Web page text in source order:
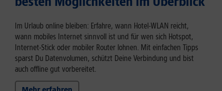
Im Urlaub online bleiben: Erfahre, wann Hotel-WLAN reicht,
wann mobiles Internet sinnvoll ist und für wen sich Hotspot,
Internet-Stick oder mobiler Router lohnen. Mit einfachen Tipps
sparst Du Datenvolumen, schützt Deine Verbindung und bist
auch offline gut vorbereitet.